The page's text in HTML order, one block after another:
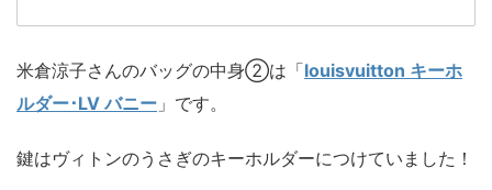
米倉涼子さんのバッグの中身②は「louisvuitton キーホ
ルダー･LV バニー 」です。
鍵はヴィトンのうさぎのキーホルダーにつけていました！